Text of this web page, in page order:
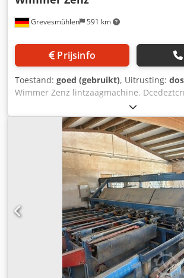
woord.Grevesmühlen 591 km
Prijsinfo
Toestand: goed (gebruikt), Uitrusting:
Wimmer Zenz lintzaagmachine.